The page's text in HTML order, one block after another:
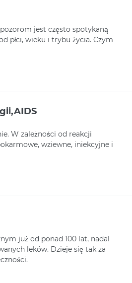
jest często spotykaną
płci, wieku i trybu życia. Czym
W zależności od reakcji
wziewne, iniekcyjne i
już od ponad 100 lat, nadal
leków. Dzieje się tak za